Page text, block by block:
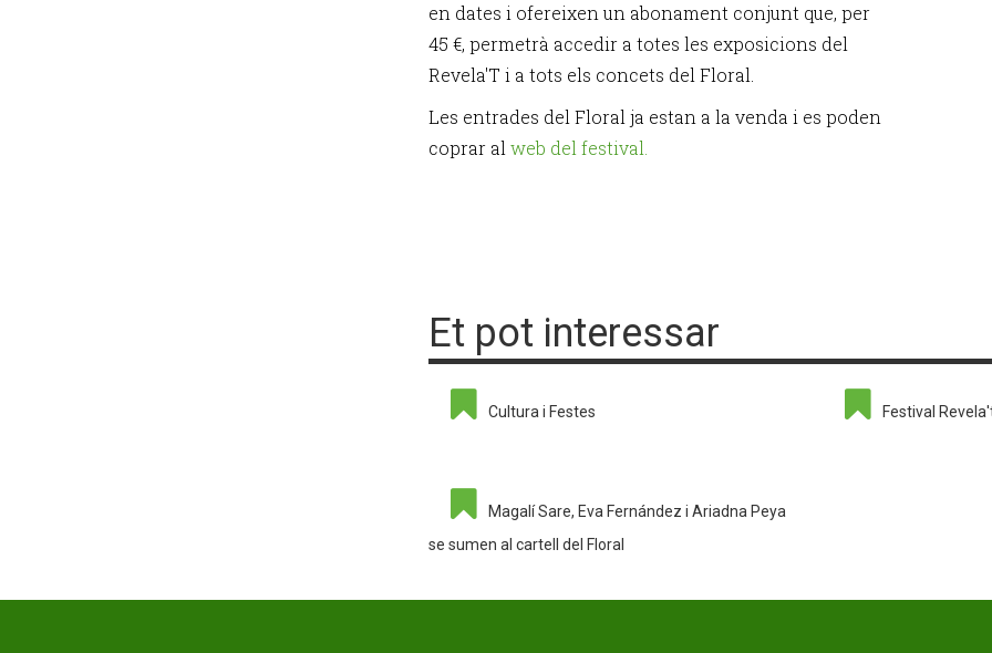
en dates i ofereixen un abonament conjunt que, per
45 €, permetrà accedir a totes les exposicions del
Revela'T i a tots els concets del Floral.
Les entrades del Floral ja estan a la venda i es poden
coprar al web del festival.
Et pot interessar
Cultura i Festes Festival
Magalí Sare, Eva Fernández i Ariadna Peya
se sumen al cartell del Floral